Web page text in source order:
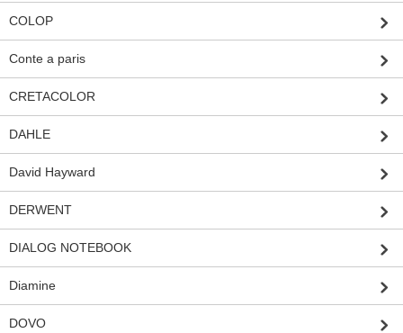
COLOP
Conte a paris
CRETACOLOR
DAHLE
David Hayward
DERWENT
DIALOG NOTEBOOK
Diamine
DOVO